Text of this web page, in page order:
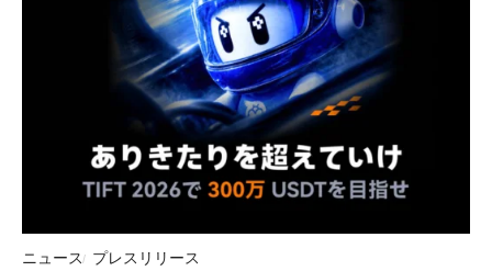
ニュース プレスリリース